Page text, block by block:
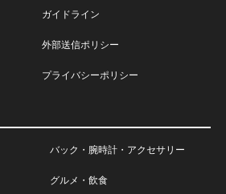
ガイドライン
外部送信ポリシー
プライバシーポリシー
バック・腕時計・アクセサリー
グルメ・飲食